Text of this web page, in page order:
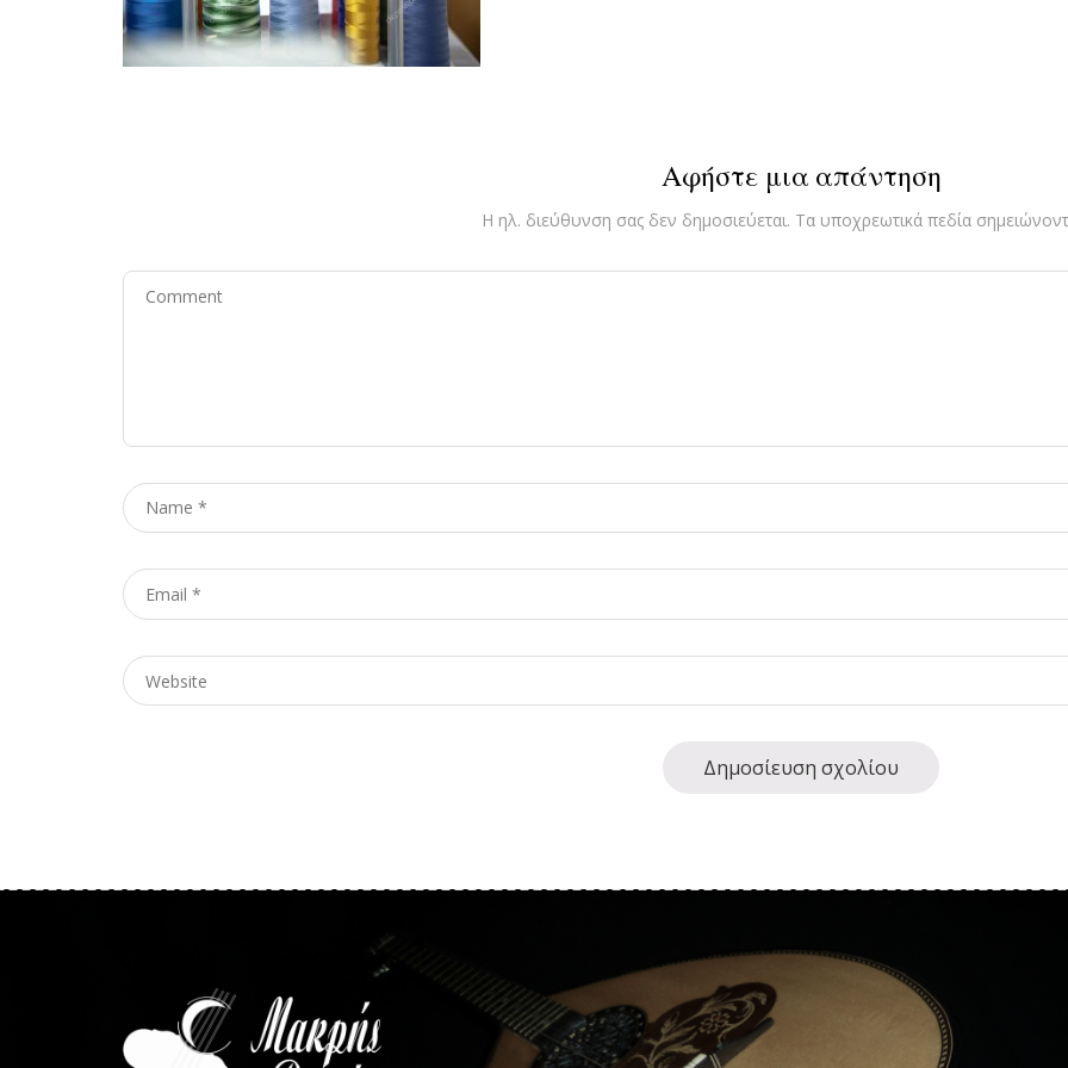
Αφήστε μια απάντηση
Η ηλ. διεύθυνση σας δεν δημοσιεύεται. Τα υποχρεωτικά πεδία
Comment
Name
Email
Website